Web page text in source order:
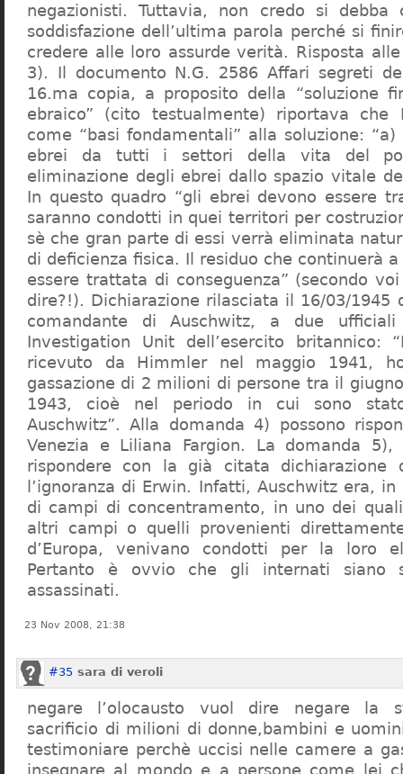
negazionisti. Tuttavia, non credo si debba
soddisfazione dell’ultima parola perché si
credere alle loro assurde verità. Risposta
3). Il documento N.G. 2586 Affari segreti
16.ma copia, a proposito della “soluzione
ebraico” (cito testualmente) riportava che
come “basi fondamentali” alla soluzione:
ebrei da tutti i settori della vita del
eliminazione degli ebrei dallo spazio vitale
In questo quadro “gli ebrei devono essere
saranno condotti in quei territori per
sè che gran parte di essi verrà eliminata
di deficienza fisica. Il residuo che continuerà
essere trattata di conseguenza” (secondo
dire?!). Dichiarazione rilasciata il 16/03/1945
comandante di Auschwitz, a due
Investigation Unit dell’esercito britannico:
ricevuto da Himmler nel maggio 1941,
gassazione di 2 milioni di persone tra il
1943, cioè nel periodo in cui sono
Auschwitz”. Alla domanda 4) possono
Venezia e Liliana Fargion. La domanda
rispondere con la già citata dichiarazione
l’ignoranza di Erwin. Infatti, Auschwitz era,
di campi di concentramento, in uno dei
altri campi o quelli provenienti
d’Europa, venivano condotti per la loro
Pertanto è ovvio che gli internati siano
assassinati.
23 Nov 2008, 21:38
#35 sara di veroli
negare l’olocausto vuol dire negare la
sacrificio di milioni di donne,bambini e
testimoniare perchè uccisi nelle camere a
insegnare al mondo e a persone come lei